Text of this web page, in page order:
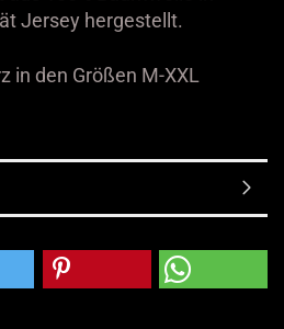
Jersey hergestellt.
in den Größen M-XXL